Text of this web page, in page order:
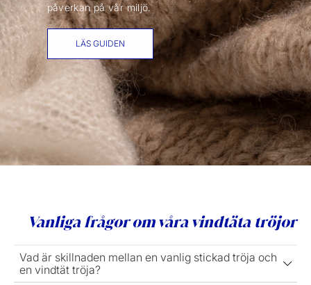
påverkan på vår miljö.
LÄS GUIDEN
Vanliga frågor om våra vindtäta tröjor
Vad är skillnaden mellan en vanlig stickad tröja och
en vindtät tröja?